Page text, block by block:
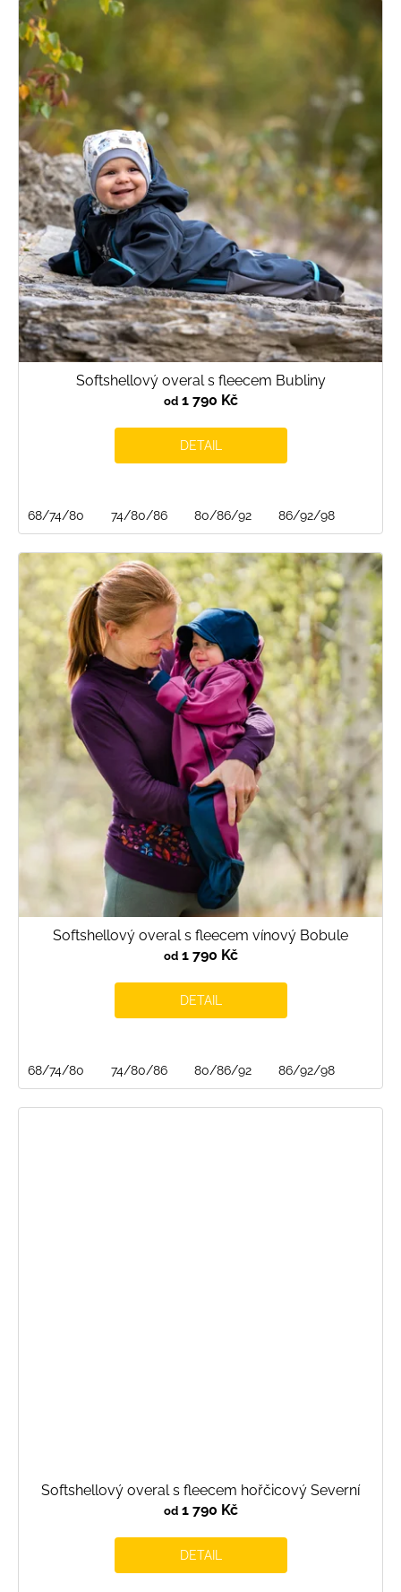
Softshellový overal s fleecem Bubliny
od1 790 Kč
DETAIL
68/74/80 74/80/86 80/86/92 86/92/98
Softshellový overal s fleecem vínový Bobule
od1 790 Kč
DETAIL
68/74/80 74/80/86 80/86/92 86/92/98
Softshellový overal s fleecem hořčicový Severní
od1 790 Kč
DETAIL